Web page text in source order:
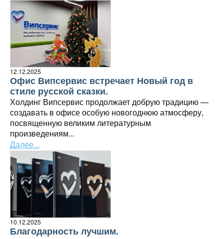
Офис Випсервис встречает Новый год в
стиле русской сказки.
Холдинг Випсервис продолжает добрую традицию —
создавать в офисе особую новогоднюю атмосферу,
посвященную великим литературным
произведениям...
12.12.2025
Далее...
Благодарность лучшим.
10.12.2025